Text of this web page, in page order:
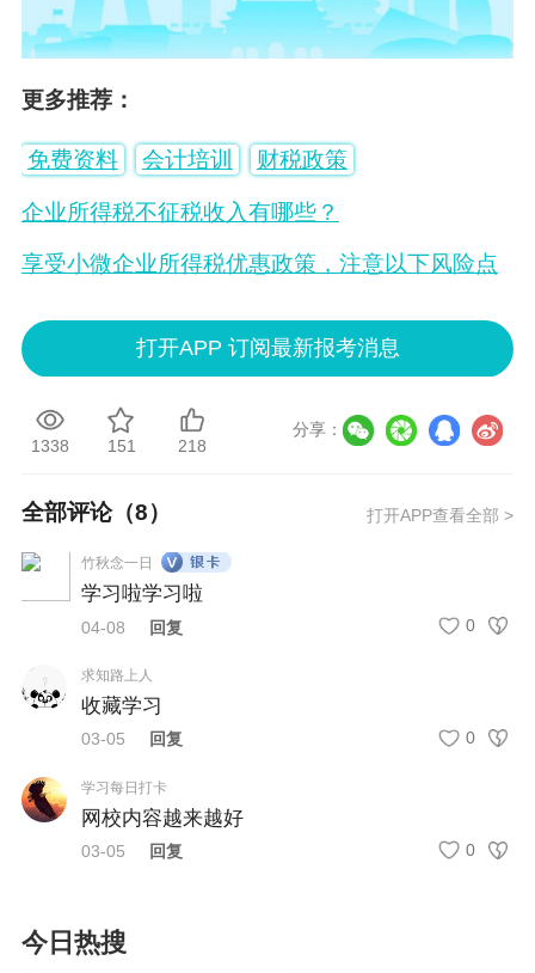
更多推荐：
免费资料 会计培训 财税政策
企业所得税不征税收入有哪些？
享受小微企业所得税优惠政策，注意以下风险点
打开APP 订阅最新报考消息
1338 151 218
分享：
全部评论（8） 打开APP查看全部 >
竹秋念一日
学习啦学习啦
04-08 回复 0
求知路上人
收藏学习
03-05 回复 0
学习每日打卡
网校内容越来越好
03-05 回复 0
今日热搜